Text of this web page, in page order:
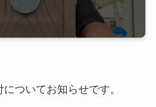
ついてお知らせです。